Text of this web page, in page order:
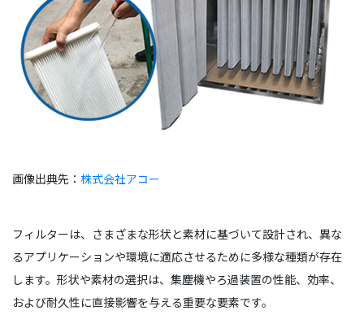
画像出典先： 株式会社アコー
フィルターは、さまざまな形状と素材に基づいて設計され、異な
るアプリケーションや環境に適応させるために多様な種類が存在
します。形状や素材の選択は、集塵機やろ過装置の性能、効率、
および耐久性に直接影響を与える重要な要素です。